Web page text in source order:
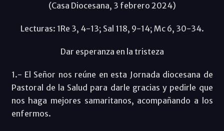
(Casa Diocesana, 3 febrero 2024)
Lecturas: 1Re 3, 4-13; Sal 118, 9-14; Mc 6, 30-34.
Dar esperanza en la tristeza
1.- El Señor nos reúne en esta Jornada diocesana de
Pastoral de la Salud para darle gracias y pedirle que
nos haga mejores samaritanos, acompañando a los
enfermos.